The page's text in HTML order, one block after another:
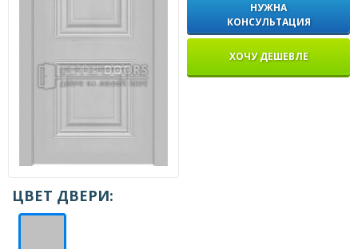
НУЖНА
КОНСУЛЬТАЦИЯ
ХОЧУ ДЕШЕВЛЕ
ЦВЕТ ДВЕРИ: